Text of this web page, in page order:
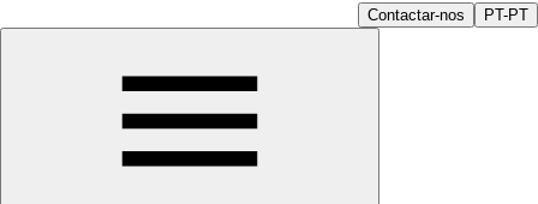
Contactar-nos PT-PT